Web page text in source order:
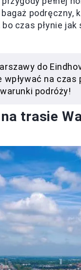
podręczny,
czas płynie
do
na
podróży!
trasie